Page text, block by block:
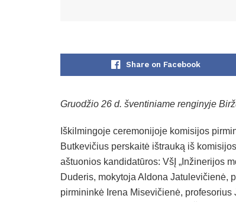
Share on Facebook
Gruodžio 26 d. šventiniame renginyje
Iškilmingoje ceremonijoje komisijos
Butkevičius perskaitė ištrauką iš
aštuonios kandidatūros: VšĮ „Inžinerijos
Duderis, mokytoja Aldona Jatulevičienė,
pirmininkė Irena Misevičienė,